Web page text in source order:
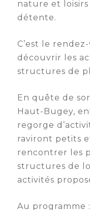
Agenda
nature et loisirs
détente.
C’est le
découvrir les
structures de
En quête de
Haut-Bugey,
regorge
raviront petits
rencontrer les
structures de
activités
Au programme :